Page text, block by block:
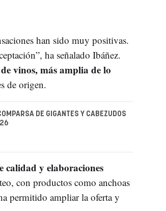
han sido muy positivas.
ha señalado Ibáñez.
vinos, más amplia de lo
de origen.
DE GIGANTES Y CABEZUDOS
calidad y elaboraciones
con productos como anchoas
permitido ampliar la oferta y